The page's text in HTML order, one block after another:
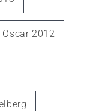
Oscar 2012